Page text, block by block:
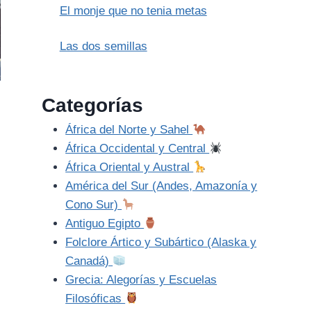
El monje que no tenia metas
Las dos semillas
Categorías
África del Norte y Sahel
África Occidental y Central
África Oriental y Austral
América del Sur (Andes, Amazonía y
Cono Sur)
Antiguo Egipto
Folclore Ártico y Subártico (Alaska y
Canadá)
Grecia: Alegorías y Escuelas
Filosóficas